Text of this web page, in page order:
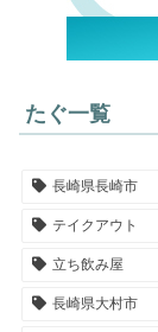
たぐ一覧
長崎県長崎市
テイクアウト
立ち飲み屋
長崎県大村市